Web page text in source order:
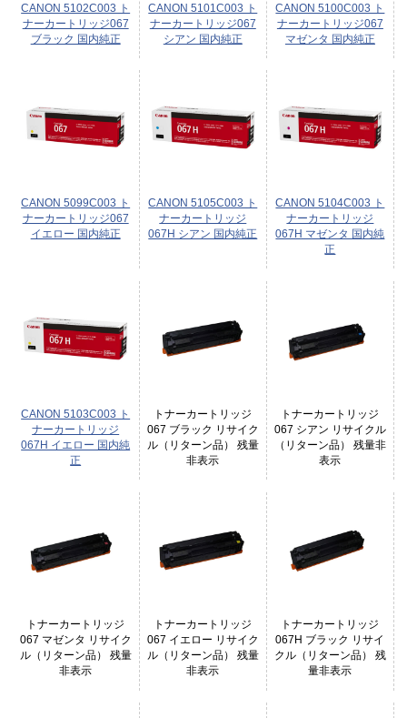
CANON 5102C003 ト
ナーカートリッジ067
ブラック 国内純正
CANON 5101C003 ト
ナーカートリッジ067
シアン 国内純正
CANON 5100C003 ト
ナーカートリッジ067
マゼンタ 国内純正
CANON 5099C003 ト
ナーカートリッジ067
イエロー 国内純正
CANON 5105C003 ト
ナーカートリッジ
067H シアン 国内純正
CANON 5104C003 ト
ナーカートリッジ
067H マゼンタ 国内純
正
CANON 5103C003 ト
ナーカートリッジ
067H イエロー 国内純
正
トナーカートリッジ
067 ブラック リサイク
ル（リターン品） 残量
非表示
トナーカートリッジ
067 シアン リサイクル
（リターン品） 残量非
表示
トナーカートリッジ
067 マゼンタ リサイク
ル（リターン品） 残量
非表示
トナーカートリッジ
067 イエロー リサイク
ル（リターン品） 残量
非表示
トナーカートリッジ
067H ブラック リサイ
クル（リターン品） 残
量非表示